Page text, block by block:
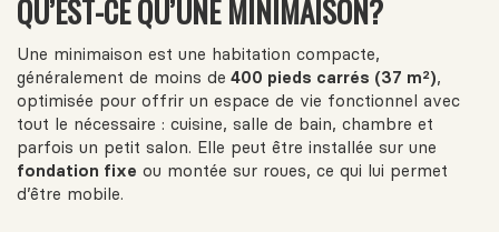
QU’EST-CE QU’UNE MINIMAISON?
Une minimaison est une habitation compacte,
généralement de moins de 400 pieds carrés (37 m²),
optimisée pour offrir un espace de vie fonctionnel avec
tout le nécessaire : cuisine, salle de bain, chambre et
parfois un petit salon. Elle peut être installée sur une
fondation fixe ou montée sur roues, ce qui lui permet
d’être mobile.